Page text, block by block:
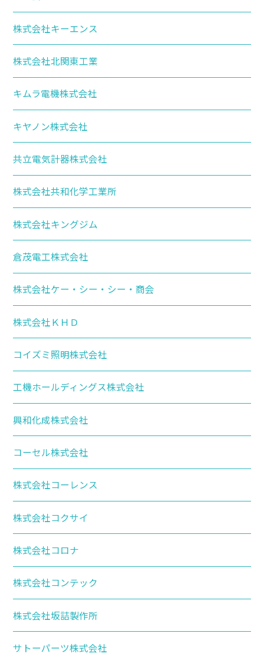
株式会社キーエンス
株式会社北関東工業
キムラ電機株式会社
キヤノン株式会社
共立電気計器株式会社
株式会社共和化学工業所
株式会社キングジム
倉茂電工株式会社
株式会社ケー・シー・シー・商会
株式会社ＫＨＤ
コイズミ照明株式会社
工機ホールディングス株式会社
興和化成株式会社
コーセル株式会社
株式会社コーレンス
株式会社コクサイ
株式会社コロナ
株式会社コンテック
株式会社坂詰製作所
サトーパーツ株式会社